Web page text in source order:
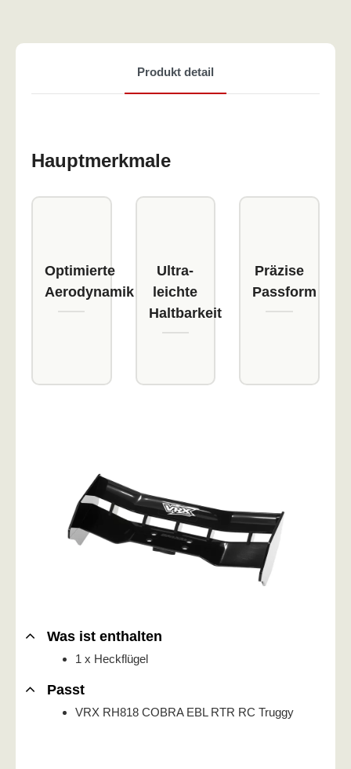
Produkt detail
Hauptmerkmale
Optimierte
Aerodynamik
Ultra-
leichte
Haltbarkeit
Präzise
Passform
Was ist enthalten
1 x Heckflügel
Passt
VRX RH818 COBRA EBL RTR RC Truggy